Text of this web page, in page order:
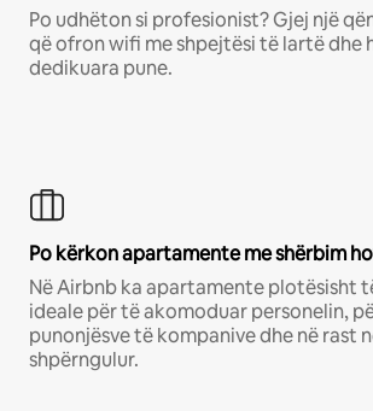
Po udhëton si profesionist? Gjej një
që ofron wifi me shpejtësi të lartë dhe
dedikuara pune.
Po kërkon apartamente me shërbim
Në Airbnb ka apartamente plotësisht
ideale për të akomoduar personelin,
punonjësve të kompanive dhe në rast
shpërngulur.